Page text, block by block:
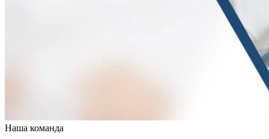
Наша команда